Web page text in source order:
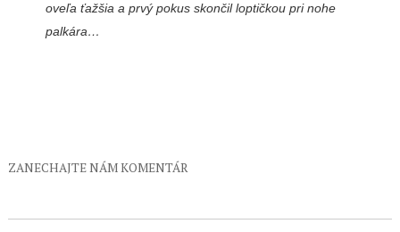
oveľa ťažšia a prvý pokus skončil loptičkou pri nohe
palkára…
ZANECHAJTE NÁM KOMENTÁR